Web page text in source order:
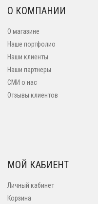
О КОМПАНИИ
О магазине
Наше портфолио
Наши клиенты
Наши партнеры
СМИ о нас
Отзывы клиентов
МОЙ КАБИЕНТ
Личный кабинет
Корзина